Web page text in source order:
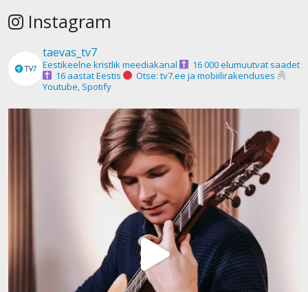
Instagram
taevas_tv7
Eestikeelne kristlik meediakanal
16 000 elumuutvat saadet
16 aastat Eestis
Otse: tv7.ee ja mobiilirakenduses
Youtube, Spotify